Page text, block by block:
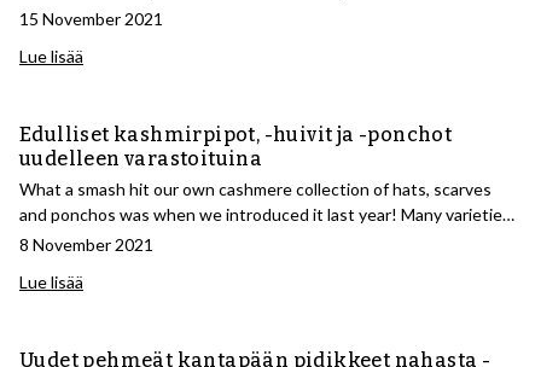
osoitteessa Grönsakstorget 1 Göteborgissa, Ruotsissa, jossa voit
mittatilauskenkävalmistaja Catella Shoemakerin kanssa, jota johtaa
15 November 2021
Lue lisää
Edulliset kashmirpipot, -huivit ja -ponchot
uudelleen varastoituina
What a smash hit our own cashmere collection of hats, scarves
and ponchos was when we introduced it last year! Many varieties
and colours were sold out over the winter, now we've just had
disappears.
8 November 2021
Lue lisää
Uudet pehmeät kantapään pidikkeet nahasta -